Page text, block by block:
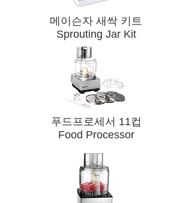
메이슨자 새싹 키트
Sprouting Jar Kit
​푸드프로세서 11컵
Food Processor